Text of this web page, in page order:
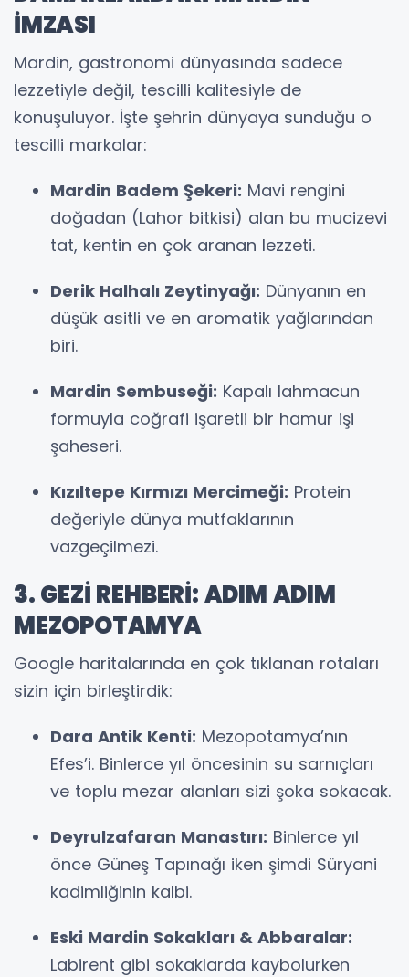
İMZASI
Mardin, gastronomi dünyasında sadece
lezzetiyle değil, tescilli kalitesiyle de
konuşuluyor. İşte şehrin dünyaya sunduğu o
tescilli markalar:
Mardin Badem Şekeri: Mavi rengini
doğadan (Lahor bitkisi) alan bu mucizevi
tat, kentin en çok aranan lezzeti.
Derik Halhalı Zeytinyağı: Dünyanın en
düşük asitli ve en aromatik yağlarından
biri.
Mardin Sembuseği: Kapalı lahmacun
formuyla coğrafi işaretli bir hamur işi
şaheseri.
Kızıltepe Kırmızı Mercimeği: Protein
değeriyle dünya mutfaklarının
vazgeçilmezi.
3. GEZİ REHBERİ: ADIM ADIM
MEZOPOTAMYA
Google haritalarında en çok tıklanan rotaları
sizin için birleştirdik:
Dara Antik Kenti: Mezopotamya’nın
Efes’i. Binlerce yıl öncesinin su sarnıçları
ve toplu mezar alanları sizi şoka sokacak.
Deyrulzafaran Manastırı: Binlerce yıl
önce Güneş Tapınağı iken şimdi Süryani
kadimliğinin kalbi.
Eski Mardin Sokakları & Abbaralar:
Labirent gibi sokaklarda kaybolurken